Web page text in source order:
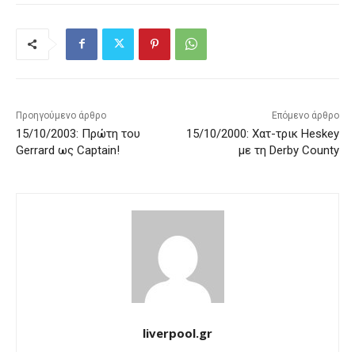
Προηγούμενο άρθρο
15/10/2003: Πρώτη του
Gerrard ως Captain!
Επόμενο άρθρο
15/10/2000: Χατ-τρικ Heskey
με τη Derby County
liverpool.gr